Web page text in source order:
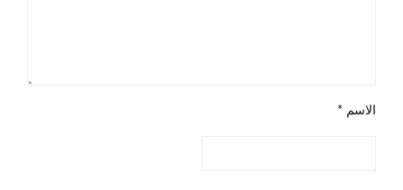
الاسم *